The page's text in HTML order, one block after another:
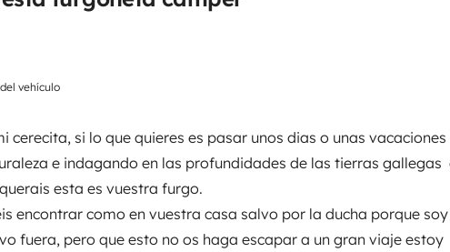
vehículo
cerecita, si lo que quieres es pasar unos dias o unas vacaciones
e indagando en las profundidades de las tierras gallegas
esta es vuestra furgo.
encontrar como en vuestra casa salvo por la ducha porque soy
fuera, pero que esto no os haga escapar a un gran viaje estoy
Nevera
Kit de limpieza
Radio
Calefacción